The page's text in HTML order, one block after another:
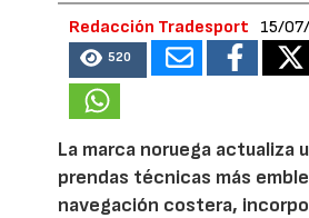
Redacción Tradesport 15/
520
La marca noruega actualiza
prendas técnicas más
navegación costera,